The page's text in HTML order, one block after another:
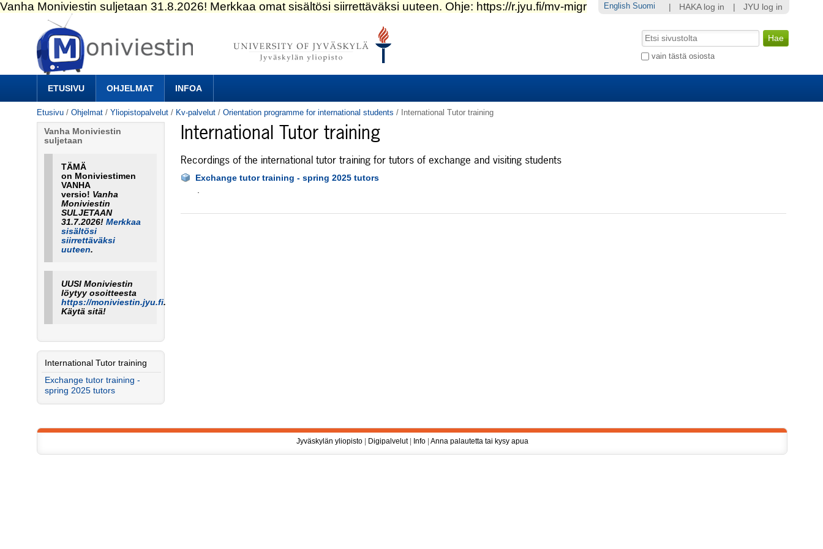
Siirry
sisältöön.
|
Siirry
navigointiin
ETUSIVU OHJELMAT INFOA
Hae
vain tästä osiosta
Laajennettu
Etusivu /Ohjelmat /Yliopistopalvelut / Kv-palvelut /Orientation programme for international students/ International Tutor training
International Tutor training
Recordings of the international tutor training for tutors of exchange and visiting students
Exchange tutor training - spring 2025 tutors
Vanha Moniviestin
suljetaan
TÄMÄ
on Moniviestimen
VANHA
versio! Vanha
Moniviestin
SULJETAAN
31.7.2026! Merkkaa
sisältösi
siirrettäväksi
uuteen.
UUSI Moniviestin
löytyy osoitteesta
https://moniviestin.jyu.fi.
Käytä sitä!
International Tutor training
Exchange tutor training -
spring 2025 tutors
HAKA log in JYU log in
English Suomi
Jyväskylän yliopisto| Digipalvelut| Info| Anna palautetta tai kysy apua